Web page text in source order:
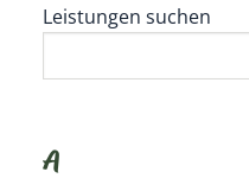
Leistungen suchen
A